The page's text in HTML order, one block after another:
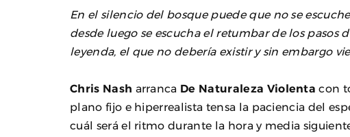
En el silencio del bosque puede que no se
desde luego se escucha el retumbar de los pasos
leyenda, el que no debería existir y sin embargo
Chris Nash arranca De Naturaleza Violenta con
plano fijo e hiperrealista tensa la paciencia del
cuál será el ritmo durante la hora y media